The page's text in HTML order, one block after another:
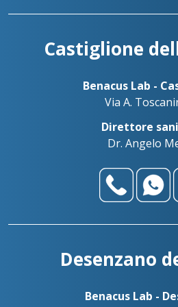
Palazzolo sull’Oglio
palazzolo@benacuslab.com
Benacus Lab - Salò - P. le Martirti
salo@benacuslab.com
Benadent - Bedizzole -
Castiglione
Benacus Lab -
Via A.
Direttore
Dr. Angelo
Desenzano
Benacus Lab -